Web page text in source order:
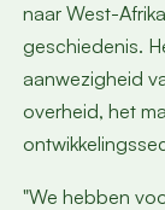
naar West-
geschiedenis.
aanwezigheid
overheid, het
"We hebben